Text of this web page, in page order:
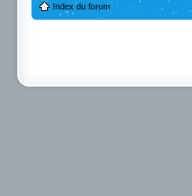
Index du forum